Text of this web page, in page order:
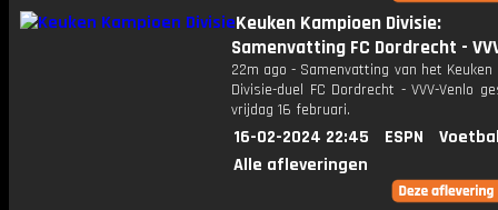
Keuken Kampioen Divisie:
Samenvatting FC Dordrecht -
22m ago - Samenvatting van het Keuken
Divisie-duel FC Dordrecht - VVV-Venlo
vrijdag 16 februari.
16-02-2024 22:45 ESPN
Alle afleveringen